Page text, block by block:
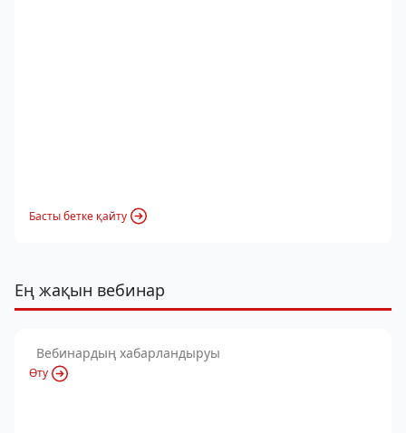
Басты бетке қайту
Ең жақын вебинар
Вебинардың хабарландыруы
Өту